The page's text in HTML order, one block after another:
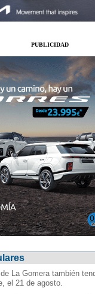
PUBLICIDAD
La Gomera también
el 21 de agosto.